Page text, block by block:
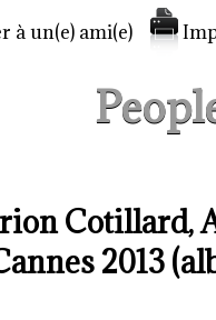
à un(e) ami(e)
Cotillard,
2013